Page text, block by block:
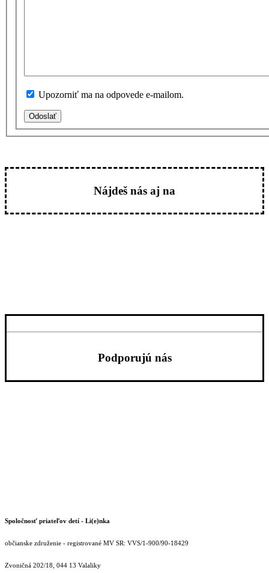
Upozorniť ma na odpovede e-mailom.
Odoslať
Nájdeš nás aj na
Podporujú nás
Spoločnosť priateľov detí - Li(e)nka
občianske združenie - registrované MV SR: VVS/1-900/90-18429
Zvoničná 202/18, 044 13 Valaliky